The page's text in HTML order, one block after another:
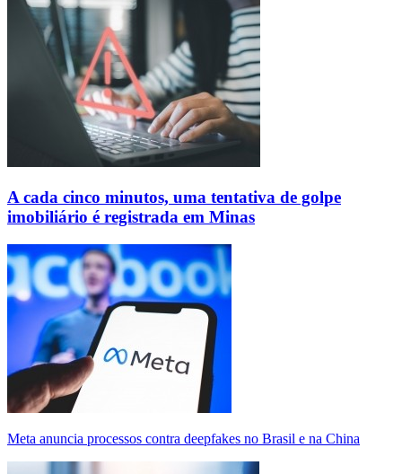
A cada cinco minutos, uma tentativa de golpe
imobiliário é registrada em Minas
Meta anuncia processos contra deepfakes no Brasil e na China